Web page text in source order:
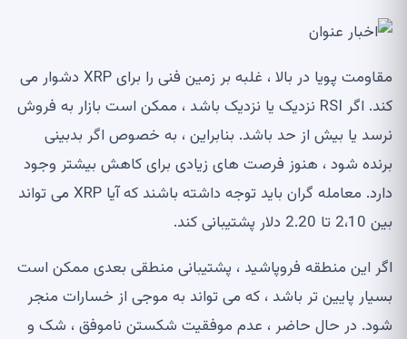
مقاومت پویا در بالا ، غلبه بر زمین فنی را برای XRP دشوار می
کند. اگر RSI نزدیک یا نزدیک باشد ، ممکن است بازار به فروش
نرسد یا بیش از حد باشد. بنابراین ، به خصوص اگر بدبینی
برنده شود ، هنوز فرصت های زیادی برای کاهش بیشتر وجود
دارد. معامله گران باید توجه داشته باشند که آیا XRP می تواند
بین 2،10 تا 2.20 دلار پشتیبانی کند.
اگر این منطقه فروپاشید ، پشتیبانی منطقی بعدی ممکن است
بسیار پایین تر باشد ، که می تواند به موجی از خسارات منجر
شود. در حال حاضر ، عدم موفقیت شکستن ناموفق ، شک و